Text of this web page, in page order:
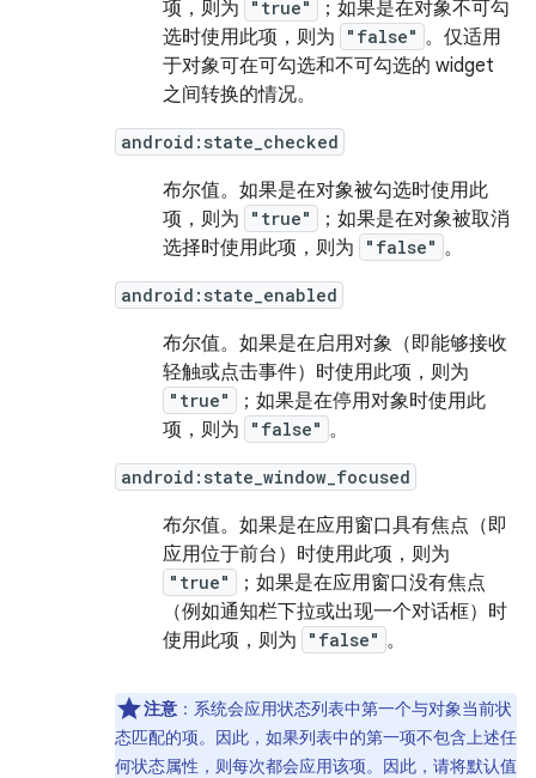
项，则为 "true"
；如果是在对象不可勾
选时使用此项，则为
"false" 。仅适用
于对象可在可勾选和不可勾选的 widget
之间转换的情况。
android:state_checked
布尔值。 如果是在对象被勾选时使用此
项，则为
"true"
；如果是在对象被取消
选择时使用此项，则为
"false" 。
android:state_enabled
布尔值。 如果是在启用对象（即能够接收
轻触或点击事件）时使用此项，则为
"true"
；如果是在停用对象时使用此
项，则为
"false" 。
android:state_window_focused
布尔值。 如果是在应用窗口具有焦点（即
应用位于前台）时使用此项，则为
"true"
；如果是在应用窗口没有焦点
（例如通知栏下拉或出现一个对话框）时
使用此项，则为
"false" 。
注意 ：系统会应用状态列表中第一个与对象当前状
态匹配的项。因此，如果列表中的第一项不包含上述任
何状态属性，则每次都会应用该项。因此，请将默认值